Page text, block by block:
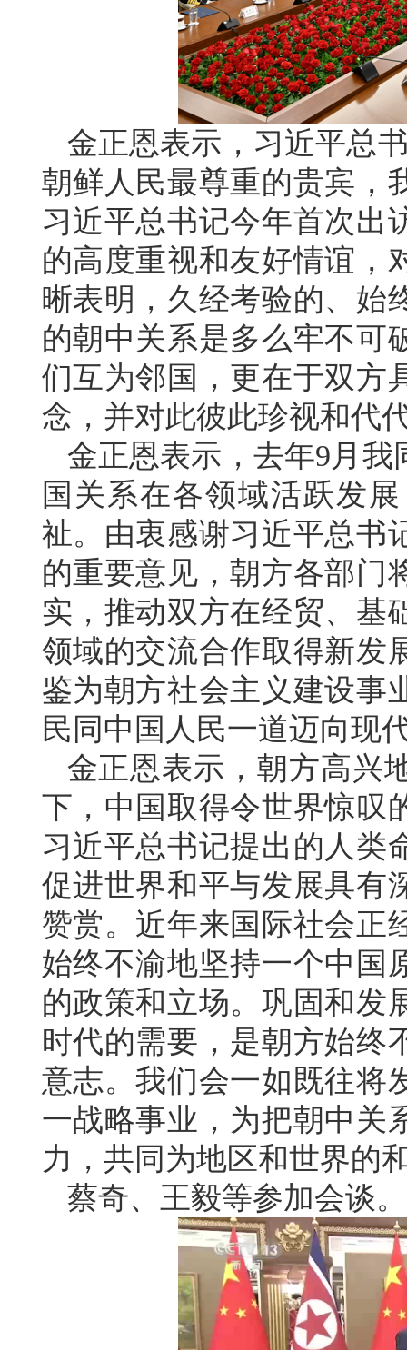
金正恩表示，习近平总
朝鲜人民最尊重的贵宾，
习近平总书记今年首次出
的高度重视和友好情谊，
晰表明，久经考验的、始
的朝中关系是多么牢不可
们互为邻国，更在于双方
念，并对此彼此珍视和代
金正恩表示，去年9月
国关系在各领域活跃发
祉。由衷感谢习近平总书
的重要意见，朝方各部门
实，推动双方在经贸、基
领域的交流合作取得新发
鉴为朝方社会主义建设事
民同中国人民一道迈向现
金正恩表示，朝方高兴
下，中国取得令世界惊叹
习近平总书记提出的人类
促进世界和平与发展具有
赞赏。近年来国际社会正
始终不渝地坚持一个中国
的政策和立场。巩固和发
时代的需要，是朝方始终
意志。我们会一如既往将
一战略事业，为把朝中关
力，共同为地区和世界的
蔡奇、王毅等参加会谈。